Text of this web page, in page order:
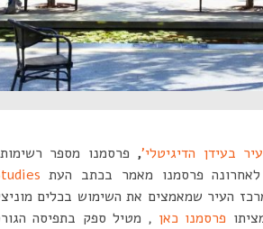
בעידן הדיגיטלי’, פרסמנו מספר
לאחרונה פרסמנו מאמר בכתב העת
העיר שמאמצים את השימוש בכלים
פרסמנו כאן , מטיל ספק בתפיסה